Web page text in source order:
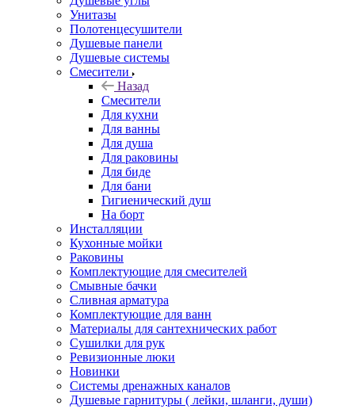
Унитазы
Полотенцесушители
Душевые панели
Душевые системы
Смесители
Назад
Смесители
Для кухни
Для ванны
Для душа
Для раковины
Для биде
Для бани
Гигиенический душ
На борт
Инсталляции
Кухонные мойки
Раковины
Комплектующие для смесителей
Смывные бачки
Сливная арматура
Комплектующие для ванн
Материалы для сантехнических работ
Сушилки для рук
Ревизионные люки
Новинки
Системы дренажных каналов
Душевые гарнитуры ( лейки, шланги, души)